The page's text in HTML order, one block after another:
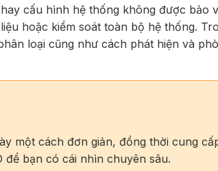
cấu hình hệ thống không được bảo
hoặc kiểm soát toàn bộ hệ thống.
loại cũng như cách phát hiện và
một cách đơn giản, đồng thời cung
bạn có cái nhìn chuyên sâu.